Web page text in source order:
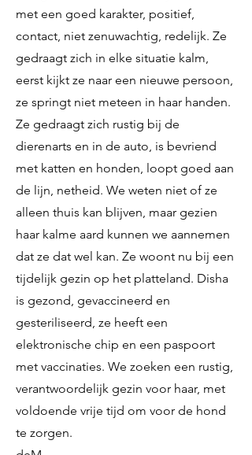
met een goed karakter, positief,
contact, niet zenuwachtig, redelijk. Ze
gedraagt ​​​​zich in elke situatie kalm,
eerst kijkt ze naar een nieuwe persoon,
ze springt niet meteen in haar handen.
Ze gedraagt ​​zich rustig bij de
dierenarts en in de auto, is bevriend
met katten en honden, loopt goed aan
de lijn, netheid. We weten niet of ze
alleen thuis kan blijven, maar gezien
haar kalme aard kunnen we aannemen
dat ze dat wel kan. Ze woont nu bij een
tijdelijk gezin op het platteland. Disha
is gezond, gevaccineerd en
gesteriliseerd, ze heeft een
elektronische chip en een paspoort
met vaccinaties. We zoeken een rustig,
verantwoordelijk gezin voor haar, met
voldoende vrije tijd om voor de hond
te zorgen.